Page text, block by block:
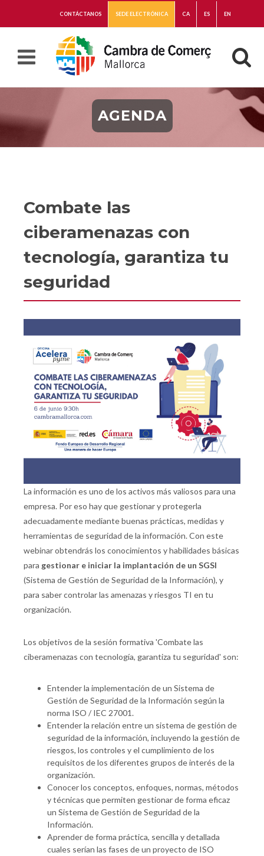
CONTÁCTANOS SEDE ELECTRÓNICA CA ES EN
AGENDA
Combate las
ciberamenazas con
tecnología, garantiza tu
seguridad
La información es uno de los activos más valiosos para una
empresa. Por eso hay que gestionar y protegerla
adecuadamente mediante buenas prácticas, medidas y
herramientas de seguridad de la información. Con este
webinar obtendrás los conocimientos y habilidades básicas
para gestionar e iniciar la implantación de un SGSI
(Sistema de Gestión de Seguridad de la Información), y
para saber controlar las amenazas y riesgos TI en tu
organización.
Los objetivos de la sesión formativa 'Combate las
ciberamenazas con tecnología, garantiza tu seguridad' son:
Entender la implementación de un Sistema de
Gestión de Seguridad de la Información según la
norma ISO / IEC 27001.
Entender la relación entre un sistema de gestión de
seguridad de la información, incluyendo la gestión de
riesgos, los controles y el cumplimiento de los
requisitos de los diferentes grupos de interés de la
organización.
Conocer los conceptos, enfoques, normas, métodos
y técnicas que permiten gestionar de forma eficaz
un Sistema de Gestión de Seguridad de la
Información.
Aprender de forma práctica, sencilla y detallada
cuales serían las fases de un proyecto de ISO